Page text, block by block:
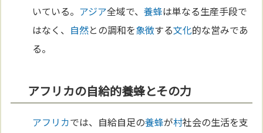
いている。 アジア全域で、養蜂は単なる生産手段で
はなく、 自然との調和を象徴する文化的な営みであ
る。
アフリカの自給的養蜂とその力
アフリカでは、自給自足の養蜂が村社会の生活を支